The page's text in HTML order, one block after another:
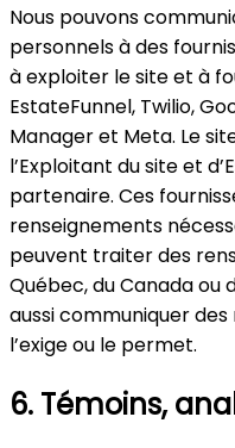
Nous pouvons
personnels à des
à exploiter le site et à
EstateFunnel, Twilio,
Manager et Meta. Le
l’Exploitant du site et
partenaire. Ces
renseignements
peuvent traiter des
Québec, du Canada ou
aussi communiquer
l’exige ou le permet.
6. Témoins,